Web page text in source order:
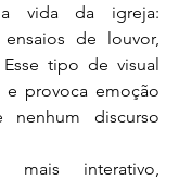
vida da igreja:
de louvor,
tipo de visual
e provoca emoção
discurso
interativo,